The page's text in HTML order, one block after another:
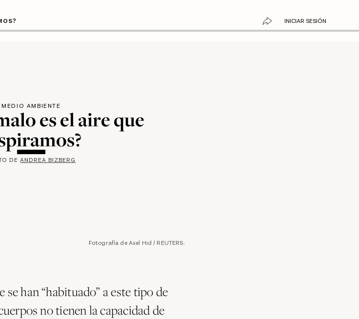
INICIAR SESIÓN
MEDIO AMBIENTE
es el aire que
DEANDREA BIZBERG
Fotografía de Axel Hid / REUTERS.
han “habituado” a este tipo de
no tienen la capacidad de